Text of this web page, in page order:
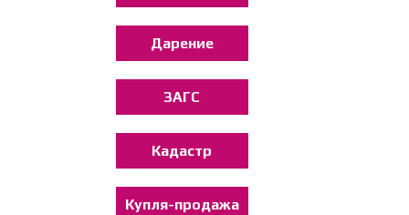
Дарение
ЗАГС
Кадастр
Купля-продажа